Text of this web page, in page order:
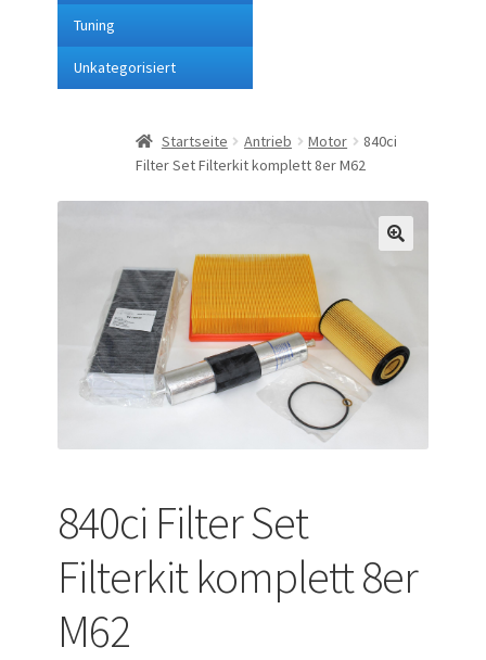
Startseite
Suchbegriffe
Versandarten
Widerrufsbelehrung
Zahlungsarten
Tuning
Unkategorisiert
Startseite Antrieb Motor
840ci
Filter Set Filterkit komplett 8er M62
840ci Filter Set
Filterkit komplett 8er
M62